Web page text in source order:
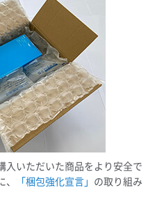
入いただいた商品をより安全で
「梱包強化宣言」 の取り組み